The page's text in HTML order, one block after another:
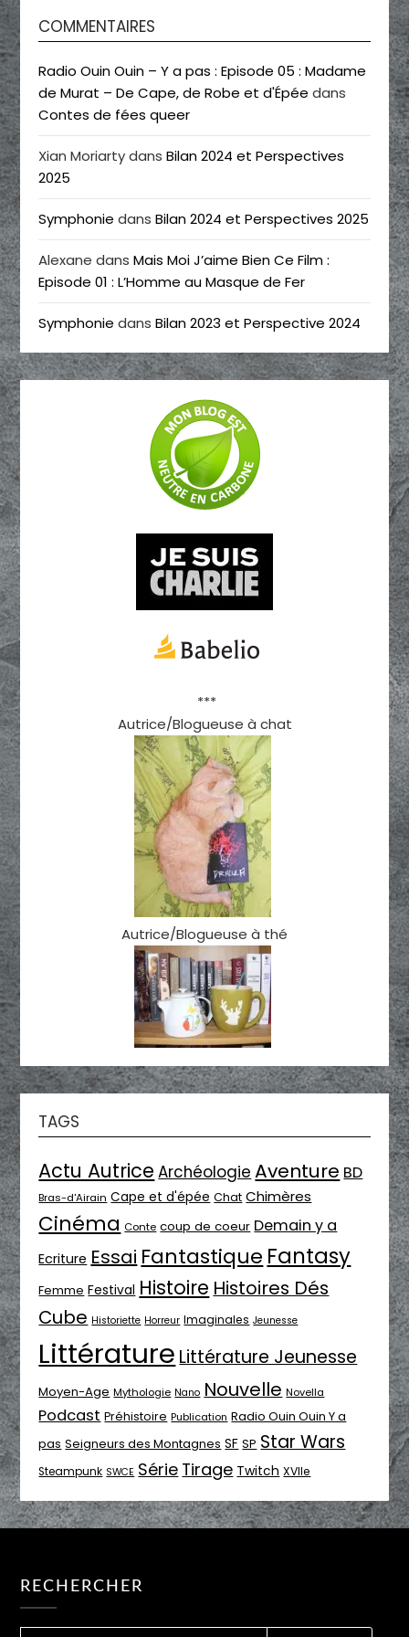
COMMENTAIRES
Radio Ouin Ouin – Y a pas : Episode 05 : Madame
de Murat – De Cape, de Robe et d'Épée dans
Contes de fées queer
Xian MoriartydansBilan 2024 et Perspectives
2025
Symphonie dansBilan 2024 et Perspectives 2025
Alexane dansMais Moi J’aime Bien Ce Film :
Episode 01 : L’Homme au Masque de Fer
Symphonie dansBilan 2023 et Perspective 2024
***
Autrice/Blogueuse à chat
Autrice/Blogueuse à thé
TAGS
Actu Autrice Archéologie Aventure BD
Bras-d'Airain Cape et d'épée Chat Chimères
Cinéma Conte coup de coeur Demain y a
Ecriture Essai Fantastique Fantasy
Femme Festival Histoire Histoires Dés
Cube Historiette Horreur Imaginales Jeunesse
Littérature Littérature Jeunesse
Moyen-Age Mythologie Nano Nouvelle Novella
Podcast Préhistoire Publication Radio Ouin Ouin Y a
pas Seigneurs des Montagnes SF SP Star Wars
Steampunk SWCE Série Tirage Twitch XVIIe
RECHERCHER